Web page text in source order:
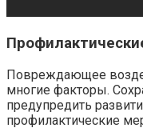
Повреждающее
многие факторы.
предупредить
профилактические